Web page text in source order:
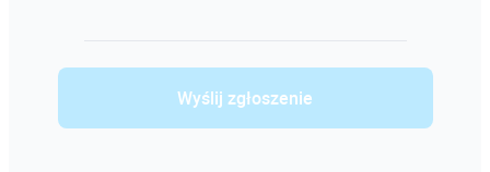
Wyślij zgłoszenie